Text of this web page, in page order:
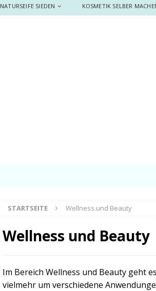
NATURSEIFE SIEDEN KOSMETIK SELBER
STARTSEITE Wellness und Beauty
Wellness und Beauty
Im Bereich Wellness und Beauty geht
vielmehr um verschiedene